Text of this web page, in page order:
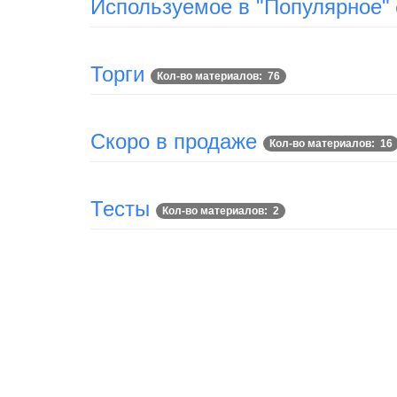
Используемое в "Популярное"
Торги Кол-во материалов: 76
Скоро в продаже Кол-во материалов: 16
Тесты Кол-во материалов: 2